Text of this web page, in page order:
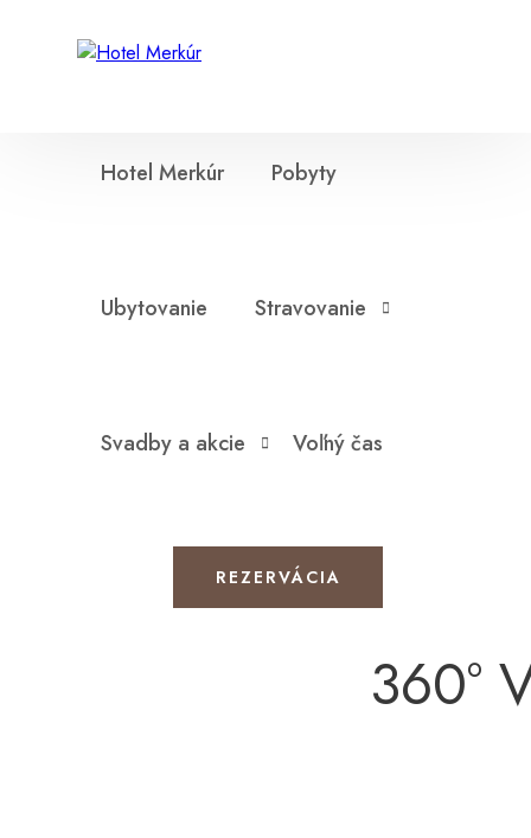
Hotel Merkúr Pobyty
Ubytovanie Stravovanie
Svadby a akcie Voľný čas
REZERVÁCIA
360°